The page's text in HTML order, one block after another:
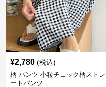
¥2,780 (税込)
柄 パンツ 小粒チェック柄ストレ
ートパンツ